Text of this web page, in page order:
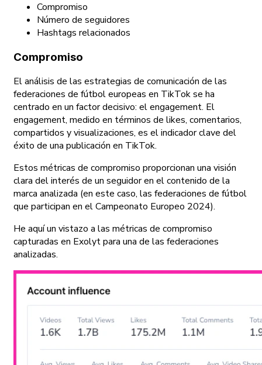
Compromiso
Número de seguidores
Hashtags relacionados
Compromiso
El análisis de las estrategias de comunicación de las
federaciones de fútbol europeas en TikTok se ha
centrado en un factor decisivo: el engagement. El
engagement, medido en términos de likes, comentarios,
compartidos y visualizaciones, es el indicador clave del
éxito de una publicación en TikTok.
Estos métricas de compromiso proporcionan una visión
clara del interés de un seguidor en el contenido de la
marca analizada (en este caso, las federaciones de fútbol
que participan en el Campeonato Europeo 2024).
He aquí un vistazo a las métricas de compromiso
capturadas en Exolyt para una de las federaciones
analizadas.